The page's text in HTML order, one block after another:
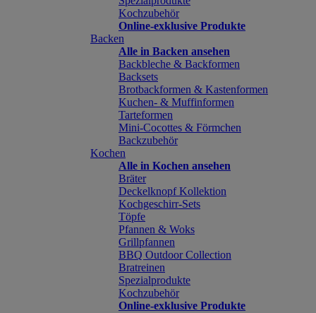
Kochzubehör
Online-exklusive Produkte
Backen
Alle in Backen ansehen
Backbleche & Backformen
Backsets
Brotbackformen & Kastenformen
Kuchen- & Muffinformen
Tarteformen
Mini-Cocottes & Förmchen
Backzubehör
Kochen
Alle in Kochen ansehen
Bräter
Deckelknopf Kollektion
Kochgeschirr-Sets
Töpfe
Pfannen & Woks
Grillpfannen
BBQ Outdoor Collection
Bratreinen
Spezialprodukte
Kochzubehör
Online-exklusive Produkte